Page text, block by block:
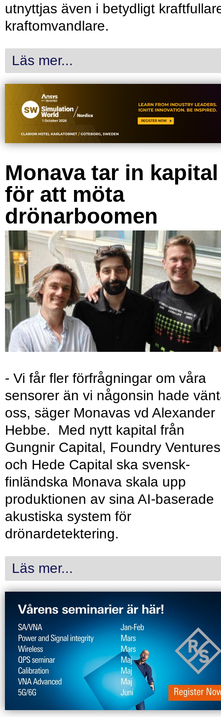
utnyttjas även i betydligt
kraftomvandlare.
Läs mer...
Monava tar in kapital
för att möta
drönarboomen
- Vi får fler förfrågningar om våra
sensorer än vi någonsin hade
oss, säger Monavas vd Alexander
Hebbe. Med nytt kapital från
Gungnir Capital, Foundry Ventures
och Hede Capital ska svensk-
finländska Monava skala upp
produktionen av sina AI-baserade
akustiska system för
drönardetektering.
Läs mer...